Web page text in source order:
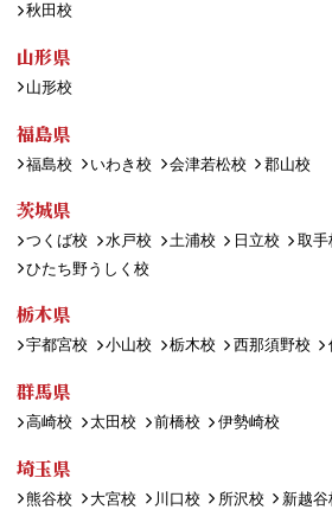
秋田校
山形県
山形校
福島県
福島校 いわき校 会津若松校 郡山校
茨城県
つくば校 水戸校 土浦校 日立校 取手
ひたち野うしく校
栃木県
宇都宮校 小山校 栃木校 西那須野校
群馬県
高崎校 太田校 前橋校 伊勢崎校
埼玉県
熊谷校 大宮校 川口校 所沢校 新越谷